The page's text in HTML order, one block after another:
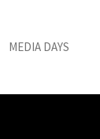
MEDIA DAYS